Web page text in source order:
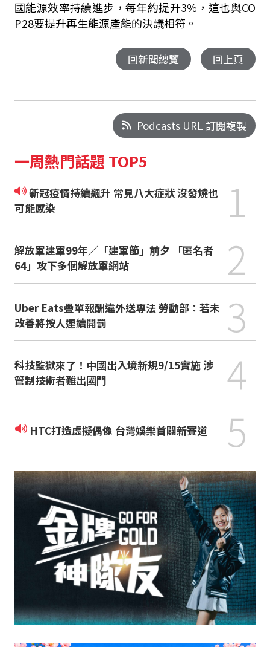
國能源效率持續進步，每年約提升3%，這也與CO
P28要提升再生能源產能的決議相符。
回新聞總覽 回上頁
Podcasts URL 訂閱複製
一周熱門話題 TOP5
新冠疫情持續飆升 常見八大症狀 沒發燒也
可能感染
1
解放軍建軍99年／「建軍節」前夕 「匿名者
64」攻下多個解放軍網站
2
Uber Eats疊單報酬違外送專法 勞動部：若未
改善將按人連續開罰
3
科技監獄來了！中國出入境新規9/15實施 涉
管制技術者難出國門
4
HTC打造虛擬偶像 台灣娛樂首闢新賽道 5